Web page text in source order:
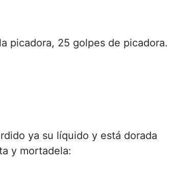
picadora, 25 golpes de picadora.
ya su líquido y está dorada
y mortadela: